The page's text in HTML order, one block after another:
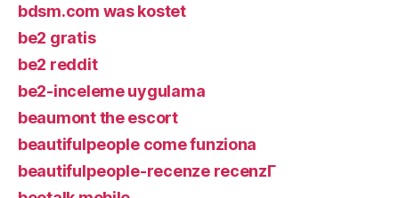
bdsm.com was kostet
be2 gratis
be2 reddit
be2-inceleme uygulama
beaumont the escort
beautifulpeople come funziona
beautifulpeople-recenze recenzГ­